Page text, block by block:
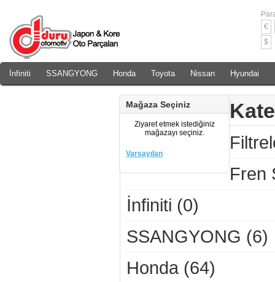
€
$
İnfiniti SSANGYONG Honda Toyota Nissan Hyundai
Mağaza Seçiniz
Ziyaret etmek istediğiniz
mağazayı seçiniz.
Varsayılan
Fren
İnfiniti (0)
SSANGYONG (6)
Honda (64)